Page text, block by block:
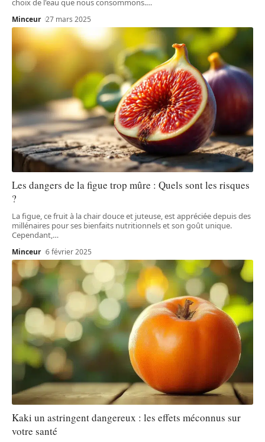
choix de l'eau que nous consommons.…
Minceur 27 mars 2025
Les dangers de la figue trop mûre : Quels sont les risques
?
La figue, ce fruit à la chair douce et juteuse, est appréciée depuis des
millénaires pour ses bienfaits nutritionnels et son goût unique.
Cependant,…
Minceur 6 février 2025
Kaki un astringent dangereux : les effets méconnus sur
votre santé